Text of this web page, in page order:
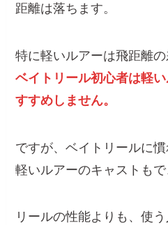
距離は落ちます。
特に軽いルアーは飛距離の
ベイトリール初心者は軽
すすめしません。
ですが、ベイトリールに
軽いルアーのキャストもで
リールの性能よりも、使